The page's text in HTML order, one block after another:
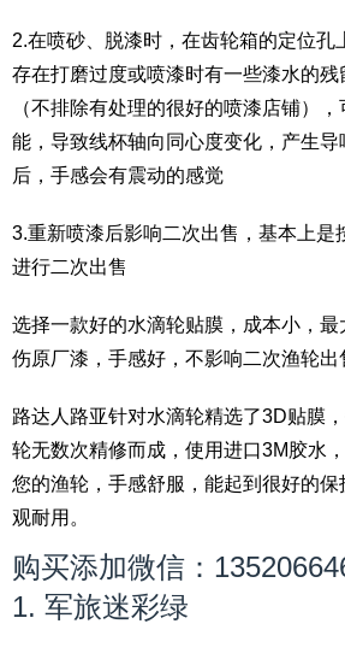
2.在喷砂、脱漆时，在齿轮箱的定位孔
存在打磨过度或喷漆时有一些漆水的
（不排除有处理的很好的喷漆店铺）
能，导致线杯轴向同心度变化，产生导
后，手感会有震动的感觉
3.重新喷漆后影响二次出售，基本上是
进行二次出售
选择一款好的水滴轮贴膜，成本小，
伤原厂漆，手感好，不影响二次渔轮出
路达人路亚针对水滴轮精选了3D贴膜
轮无数次精修而成，使用进口3M胶水
您的渔轮，手感舒服，能起到很好的
观耐用。
购买添加微信：
1. 军旅迷彩绿